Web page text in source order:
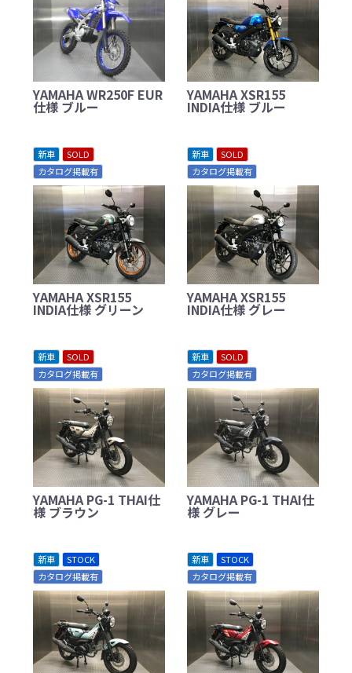
YAMAHA WR250F EUR
仕様 ブルー
YAMAHA XSR155
INDIA仕様 ブルー
新車
SOLD
カタログ掲載有
YAMAHA XSR155
INDIA仕様 グリーン
新車
SOLD
カタログ掲載有
YAMAHA XSR155
INDIA仕様 グレー
新車
SOLD
カタログ掲載有
YAMAHA PG-1 THAI仕
様 ブラウン
新車
SOLD
カタログ掲載有
YAMAHA PG-1 THAI仕
様 グレー
新車
STOCK
カタログ掲載有
新車
STOCK
カタログ掲載有